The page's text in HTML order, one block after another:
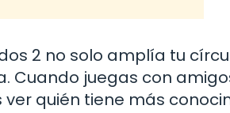
2 no solo amplía tu
Cuando juegas con
quién tiene más